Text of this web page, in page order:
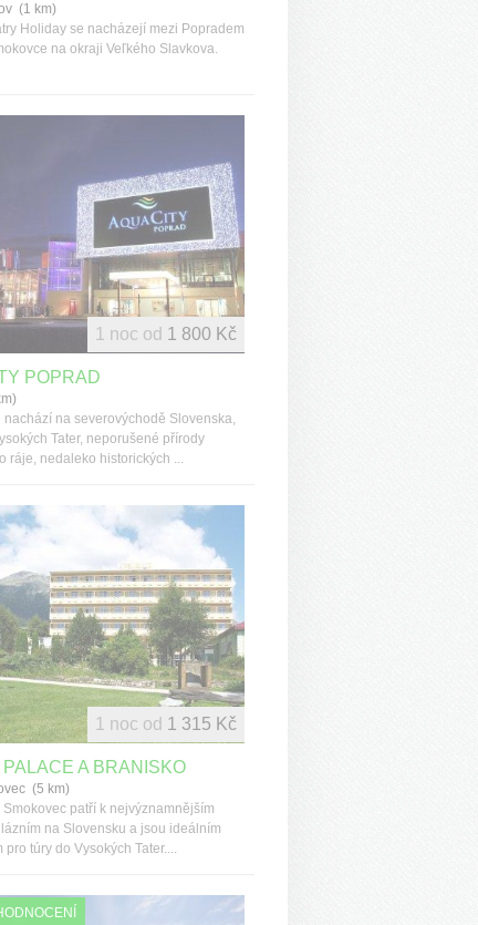
(1 km)
Holiday se nacházejí mezi Popradem
na okraji Veľkého Slavkova.
POPRAD
nachází na severovýchodě Slovenska,
Tater, neporušené přírody
ráje, nedaleko historických ...
1 noc od 1 800 Kč
PALACE A BRANISKO
(5 km)
Smokovec patří k nejvýznamnějším
na Slovensku a jsou ideálním
pro túry do Vysokých Tater....
1 noc od 1 315 Kč